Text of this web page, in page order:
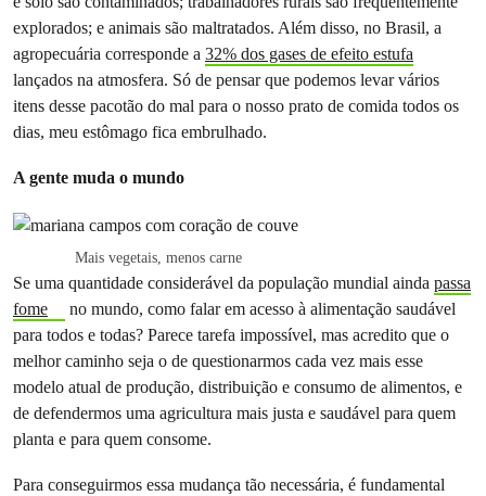
explorados; e animais são maltratados. Além disso, no Brasil, a
agropecuária corresponde a 32% dos gases de efeito estufa
lançados na atmosfera. Só de pensar que podemos levar vários
itens desse pacotão do mal para o nosso prato de comida todos os
dias, meu estômago fica embrulhado.
A gente muda o mundo
Mais vegetais, menos carne
Se uma quantidade considerável da população mundial ainda passa
fome
no mundo, como falar em acesso à alimentação saudável
para todos e todas? Parece tarefa impossível, mas acredito que o
melhor caminho seja o de questionarmos cada vez mais esse
modelo atual de produção, distribuição e consumo de alimentos, e
de defendermos uma agricultura mais justa e saudável para quem
planta e para quem consome.
Para conseguirmos essa mudança tão necessária, é fundamental